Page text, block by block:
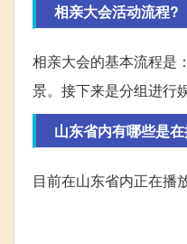
相亲大会活动流程?
相亲大会的基本流程是
景。接下来是分组进行
山东省内有哪些是
目前在山东省内正在播